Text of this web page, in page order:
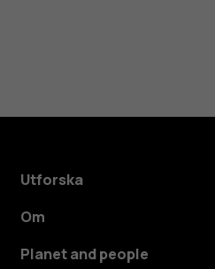
Utforska
Om
Planet and people